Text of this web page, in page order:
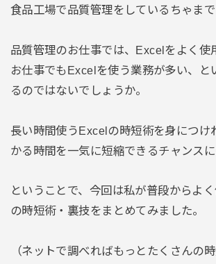
食品工場で品質管理をしているちゃまで
品質管理のお仕事では、Excelをよく使
お仕事でもExcelを使う業務が多い、と
るのではないでしょうか。
長い時間使うExcelの時短術を身につけ
かる時間を一気に短縮できるチャンスに
ということで、今回は私が普段からよ
の時短術・裏技をまとめてみました。
（ネットで調べればもっとたくさんの